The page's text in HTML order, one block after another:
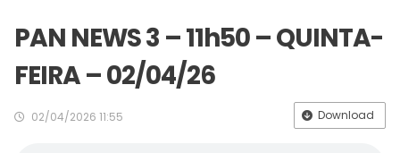
PAN NEWS 3 – 11h50 – QUINTA-
FEIRA – 02/04/26
02/04/2026 11:55 Download